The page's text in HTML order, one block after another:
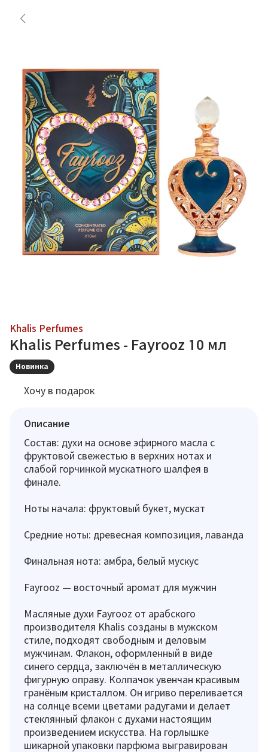
Khalis Perfumes
Khalis Perfumes - Fayrooz 10 мл
Новинка
Хочу в подарок
Описание
Состав: духи на основе эфирного масла с
фруктовой свежестью в верхних нотах и
слабой горчинкой мускатного шалфея в
финале.
Ноты начала: фруктовый букет, мускат
Средние ноты: древесная композиция, лаванда
Финальная нота: амбра, белый мускус
Fayrooz — восточный аромат для мужчин
Масляные духи Fayrooz от арабского
производителя Khalis созданы в мужском
стиле, подходят свободным и деловым
мужчинам. Флакон, оформленный в виде
синего сердца, заключён в металлическую
фигурную оправу. Колпачок увенчан красивым
гранёным кристаллом. Он игриво переливается
на солнце всеми цветами радугами и делает
стеклянный флакон с духами настоящим
произведением искусства. На горлышке
шикарной упаковки парфюма выгравирован